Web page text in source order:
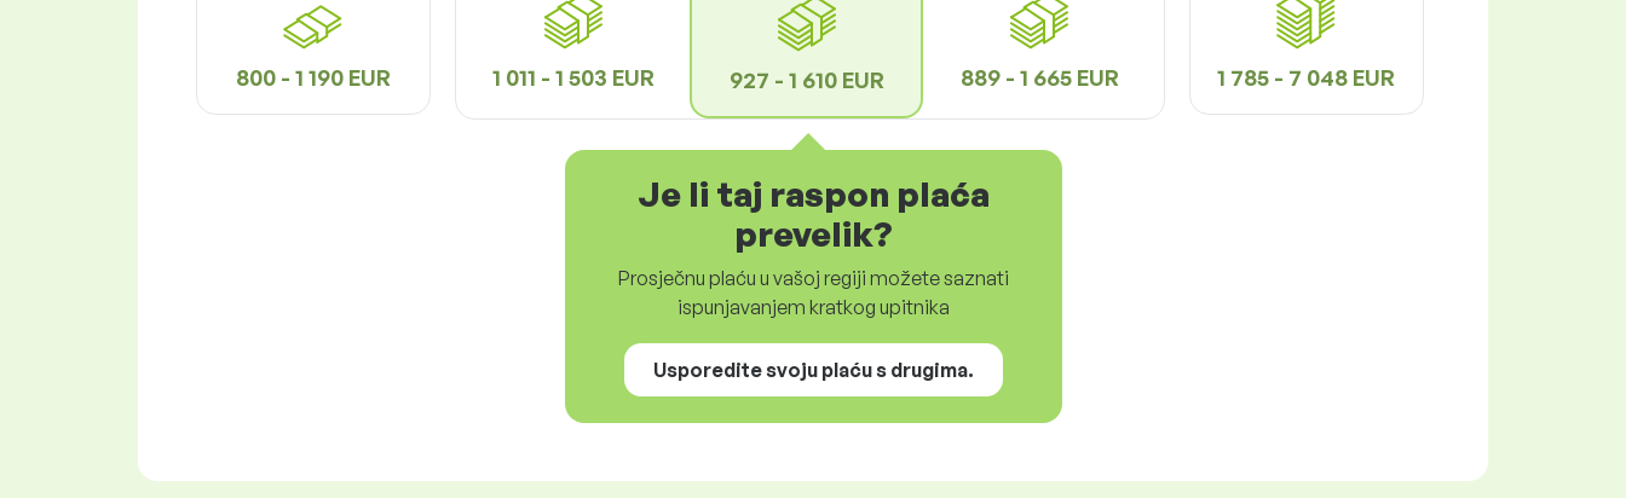
800 - 1 190 EUR 1 011 - 1 503 EUR 927 - 1 610 EUR 889 - 1 665 EUR 1 785 - 7 048 EUR
Je li taj raspon plaća
prevelik?
Prosječnu plaću u vašoj regiji možete saznati
ispunjavanjem kratkog upitnika
Usporedite svoju plaću s drugima.